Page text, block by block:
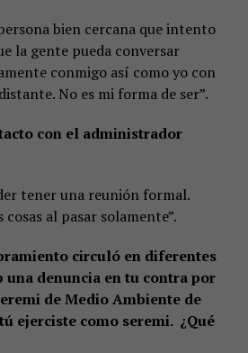
bien cercana que intento
la gente pueda conversar
conmigo así como yo con
No es mi forma de ser”.
con el administrador
tener una reunión formal.
al pasar solamente”.
circuló en diferentes
una denuncia en tu contra por
de Medio Ambiente de
ejerciste como seremi. ¿Qué